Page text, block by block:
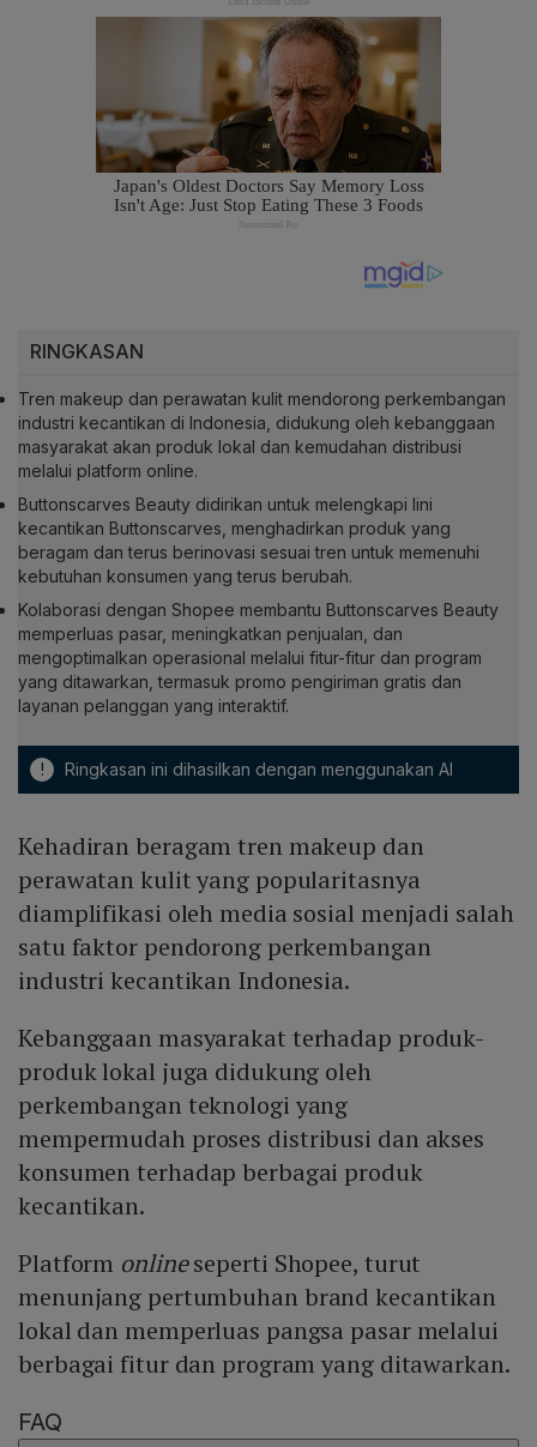
RINGKASAN
Tren makeup dan perawatan kulit mendorong perkembangan
industri kecantikan di Indonesia, didukung oleh kebanggaan
masyarakat akan produk lokal dan kemudahan distribusi
melalui platform online.
Buttonscarves Beauty didirikan untuk melengkapi lini
kecantikan Buttonscarves, menghadirkan produk yang
beragam dan terus berinovasi sesuai tren untuk memenuhi
kebutuhan konsumen yang terus berubah.
Kolaborasi dengan Shopee membantu Buttonscarves Beauty
memperluas pasar, meningkatkan penjualan, dan
mengoptimalkan operasional melalui fitur-fitur dan program
yang ditawarkan, termasuk promo pengiriman gratis dan
layanan pelanggan yang interaktif.
! Ringkasan ini dihasilkan dengan menggunakan AI
Kehadiran beragam tren makeup dan
perawatan kulit yang popularitasnya
diamplifikasi oleh media sosial menjadi salah
satu faktor pendorong perkembangan
industri kecantikan Indonesia.
Kebanggaan masyarakat terhadap produk-
produk lokal juga didukung oleh
perkembangan teknologi yang
mempermudah proses distribusi dan akses
konsumen terhadap berbagai produk
kecantikan.
Platform onlineseperti Shopee, turut
menunjang pertumbuhan brand kecantikan
lokal dan memperluas pangsa pasar melalui
berbagai fitur dan program yang ditawarkan.
FAQ